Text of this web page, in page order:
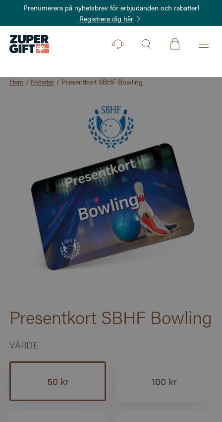
Prenumerera på nyhetsbrev för erbjudanden och rabatter!
Registrera dig här
Hem / Nyheter / Presentkort SBHF Bowling
Presentkort SBHF Bowling
VÄRDE
50 kr 100 kr